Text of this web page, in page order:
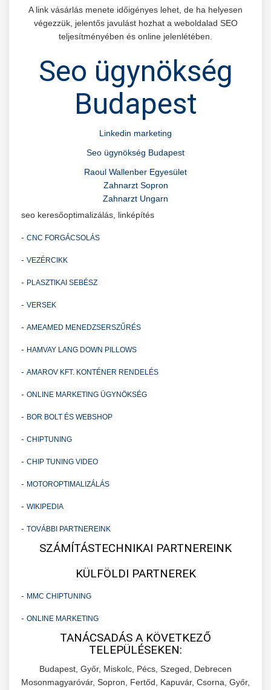
A link vásárlás menete időigényes lehet, de ha helyesen
végezzük, jelentős javulást hozhat a weboldalad SEO
teljesítményében és online jelenlétében.
Seo ügynökség
Budapest
Linkedin marketing
Seo ügynökség Budapest
Raoul Wallenber Egyesület
Zahnarzt Sopron
Zahnarzt Ungarn
seo keresőoptimalizálás, linképítés
- CNC FORGÁCSOLÁS
- VEZÉRCIKK
- PLASZTIKAI SEBÉSZ
- VERSEK
- AMEAMED MENEDZSERSZŰRÉS
- HAMVAY LANG DOWN PILLOWS
- AMAROV KFT. KONTÉNER RENDELÉS
- ONLINE MARKETING ÜGYNÖKSÉG
- BOR BOLT ÉS WEBSHOP
- CHIPTUNING
- CHIP TUNING VIDEO
- MOTOROPTIMALIZÁLÁS
- WIKIPEDIA
- TOVÁBBI PARTNEREINK
SZÁMÍTÁSTECHNIKAI PARTNEREINK
KÜLFÖLDI PARTNEREK
- MMC CHIPTUNING
- ONLINE MARKETING
TANÁCSADÁS A KÖVETKEZŐ
TELEPÜLÉSEKEN:
Budapest, Győr, Miskolc, Pécs, Szeged, Debrecen
Mosonmagyaróvár, Sopron, Fertőd, Kapuvár, Csorna, Győr,